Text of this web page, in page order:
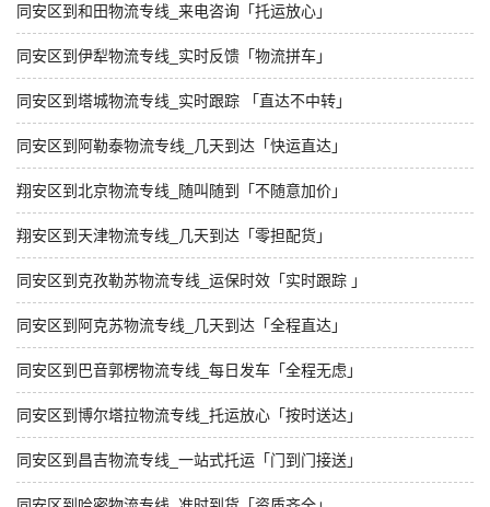
同安区到和田物流专线_来电咨询「托运放心」
同安区到伊犁物流专线_实时反馈「物流拼车」
同安区到塔城物流专线_实时跟踪 「直达不中转」
同安区到阿勒泰物流专线_几天到达「快运直达」
翔安区到北京物流专线_随叫随到「不随意加价」
翔安区到天津物流专线_几天到达「零担配货」
同安区到克孜勒苏物流专线_运保时效「实时跟踪 」
同安区到阿克苏物流专线_几天到达「全程直达」
同安区到巴音郭楞物流专线_每日发车「全程无虑」
同安区到博尔塔拉物流专线_托运放心「按时送达」
同安区到昌吉物流专线_一站式托运「门到门接送」